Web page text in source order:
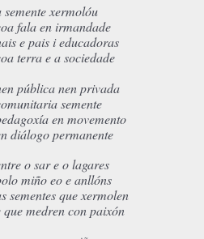
semente xermolóu
fala en irmandade
e pais i educadoras
terra e a sociedade
pública nen privada
semente
en movemento
diálogo permanente
o sar e o lagares
miño eo e anllóns
sementes que xermolen
que medren con paixón